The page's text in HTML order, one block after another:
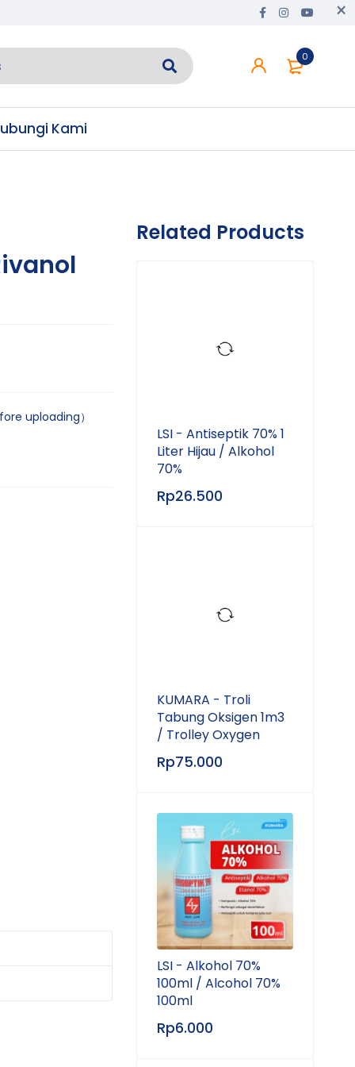
0
Kami
uploading）
Related Products
LSI - Antiseptik 70% 1
Liter Hijau / Alkohol
70%
Rp26.500
KUMARA - Troli
Tabung Oksigen 1m3
/ Trolley Oxygen
Rp75.000
LSI - Alkohol 70%
100ml / Alcohol 70%
100ml
Rp6.000